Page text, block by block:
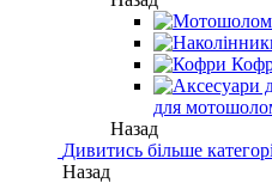
для
Назад
Дивитись більше
Назад